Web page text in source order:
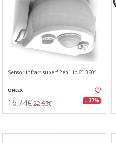
Sensor infrarr.superf.2en1 ip65 360º
ONLEX
16,74€ 22,95€ - 27%